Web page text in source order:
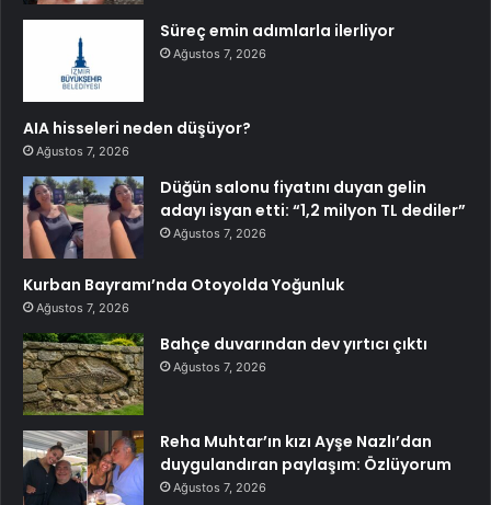
Süreç emin adımlarla ilerliyor
Ağustos 7, 2026
AIA hisseleri neden düşüyor?
Ağustos 7, 2026
Düğün salonu fiyatını duyan gelin
adayı isyan etti: “1,2 milyon TL dediler”
Ağustos 7, 2026
Kurban Bayramı’nda Otoyolda Yoğunluk
Ağustos 7, 2026
Bahçe duvarından dev yırtıcı çıktı
Ağustos 7, 2026
Reha Muhtar’ın kızı Ayşe Nazlı’dan
duygulandıran paylaşım: Özlüyorum
Ağustos 7, 2026